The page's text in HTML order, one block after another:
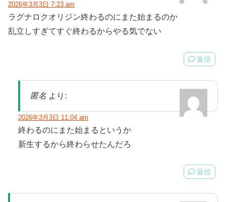
2026年3月3日 7:23 am
ラグナロクオリジン終わるのにまた始まるのか
乱立しすぎてすぐ終わるからやる気でない
返信
匿名 より:
2026年3月3日 11:04 am
終わるのにまた始まるというか
新生するから終わらせたんだろ
返信